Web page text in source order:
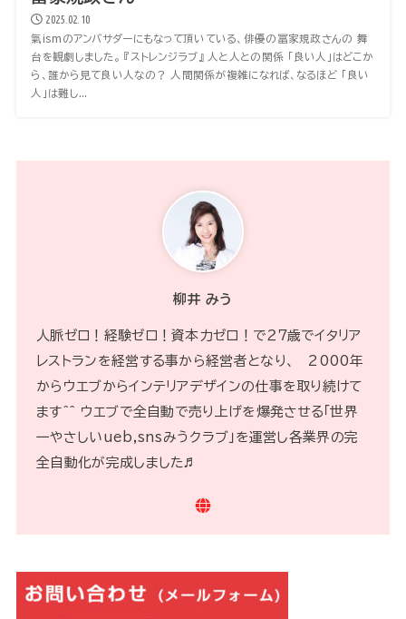
2025.02.10
氣ismのアンバサダーにもなって頂いている、俳優の冨家規政さんの 舞
台を観劇しました。 『ストレンジラブ』 人と人との関係 「良い人」はどこか
ら、誰から見て良い人なの？ 人間関係が複雑になれば、なるほど 「良い
人」は難し...
柳井 みう
人脈ゼロ！経験ゼロ！資本力ゼロ！で２７歳でイタリア
レストランを経営する事から経営者となり、 2000年
からウエブからインテリアデザインの仕事を取り続けて
ます^^ ウエブで全自動で売り上げを爆発させる「世界
一やさしいueb,snsみうクラブ」を運営し各業界の完
全自動化が完成しました♬